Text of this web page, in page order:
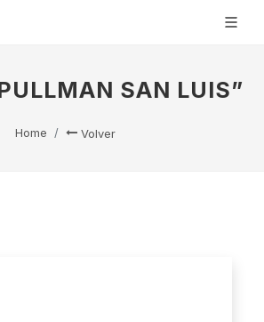
SAN LUIS”
Home Volver